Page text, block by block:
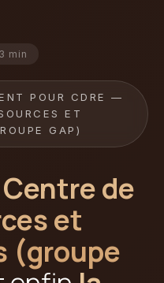
min
POUR CDRE —
ET
GAP)
Centre de
et
(groupe